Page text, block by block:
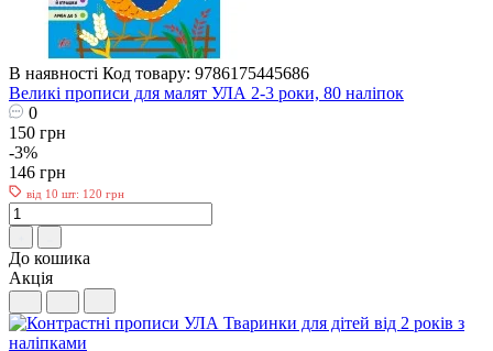
В наявності Код товару: 9786175445686
Великі прописи для малят УЛА 2-3 роки, 80 наліпок
0
150 грн
-3%
146 грн
від 10 шт: 120 грн
До кошика
Акція